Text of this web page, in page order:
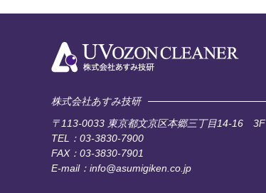
株式会社あすみ技研
〒113-0033 東京都文京区本郷三丁目14-16 3F
TEL：03-3830-7900
FAX：03-3830-7901
E-mail：info@asumigiken.co.jp